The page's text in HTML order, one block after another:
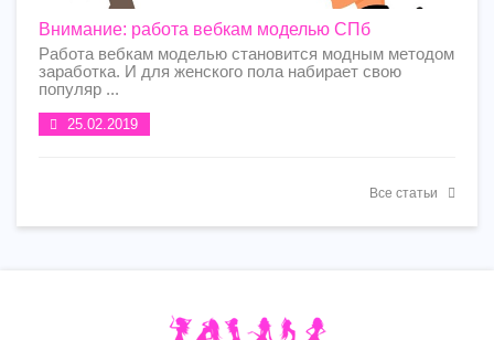
Внимание: работа вебкам моделью СПб
Работа вебкам моделью становится модным методом
заработка. И для женского пола набирает свою
популяр ...
25.02.2019
Все статьи